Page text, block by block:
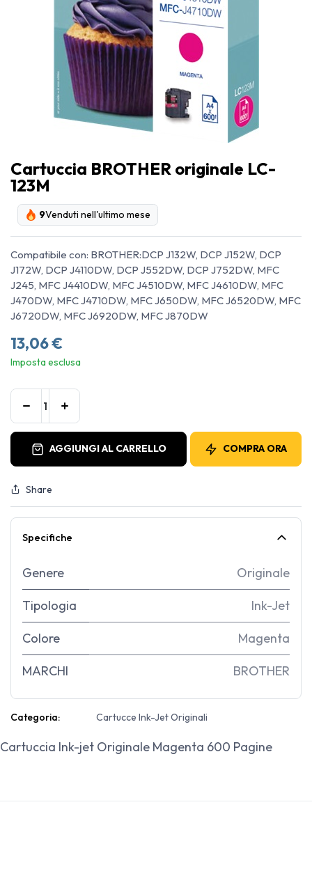
Cartuccia BROTHER originale LC-
123M
9Venduti nell'ultimo mese
Compatibile con: BROTHER:DCP J132W, DCP J152W, DCP
J172W, DCP J4110DW, DCP J552DW, DCP J752DW, MFC
J245, MFC J4410DW, MFC J4510DW, MFC J4610DW, MFC
J470DW, MFC J4710DW, MFC J650DW, MFC J6520DW, MFC
J6720DW, MFC J6920DW, MFC J870DW
13,06€
Imposta esclusa
AGGIUNGI AL CARRELLO COMPRA ORA
Share
Specifiche
Genere Originale
Tipologia Ink-Jet
Colore Magenta
MARCHI BROTHER
Categoria: Cartucce Ink-Jet Originali
Cartuccia Ink-jet Originale Magenta 600 Pagine